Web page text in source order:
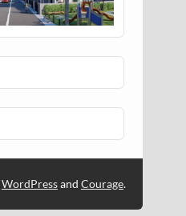
WordPressand Courage.